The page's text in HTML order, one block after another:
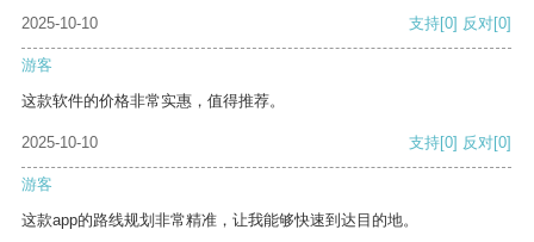
2025-10-10 支持[0] 反对[0]
游客
这款软件的价格非常实惠，值得推荐。
2025-10-10 支持[0] 反对[0]
游客
这款app的路线规划非常精准，让我能够快速到达目的地。